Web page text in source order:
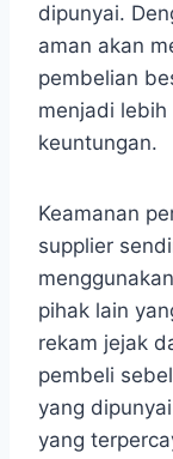
dipunyai.
aman akan
pembelian
menjadi
keuntungan.
Keamanan
supplier
pihak lain
rekam jejak
pembeli
yang
yang